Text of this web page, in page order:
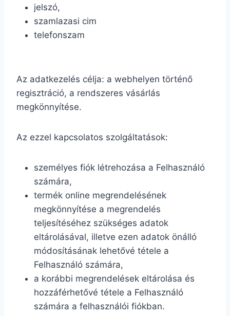
jelszó,
szamlazasi cim
telefonszam
Az adatkezelés célja: a webhelyen történő
regisztráció, a rendszeres vásárlás
megkönnyítése.
Az ezzel kapcsolatos szolgáltatások:
személyes fiók létrehozása a Felhasználó
számára,
termék online megrendelésének
megkönnyítése a megrendelés
teljesítéséhez szükséges adatok
eltárolásával, illetve ezen adatok önálló
módosításának lehetővé tétele a
Felhasználó számára,
a korábbi megrendelések eltárolása és
hozzáférhetővé tétele a Felhasználó
számára a felhasználói fiókban.